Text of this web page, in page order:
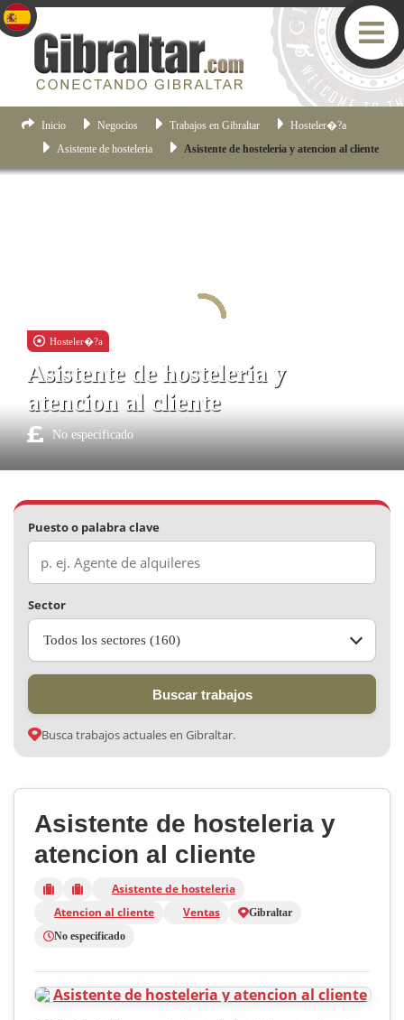
Inicio Negocios Trabajos en Gibraltar
Hosteler�?­a
Asistente de hosteleria
Asistente de hosteleria y atencion al cliente
Hosteler�?­a
Asistente de hosteleria y
atencion al cliente
No especificado
Puesto o palabra clave
Sector
Todos los sectores (160)
Buscar trabajos
Busca trabajos actuales en Gibraltar.
Asistente de hosteleria y
atencion al cliente
Asistente de hosteleria
Atencion al cliente
Ventas
Gibraltar
No especificado